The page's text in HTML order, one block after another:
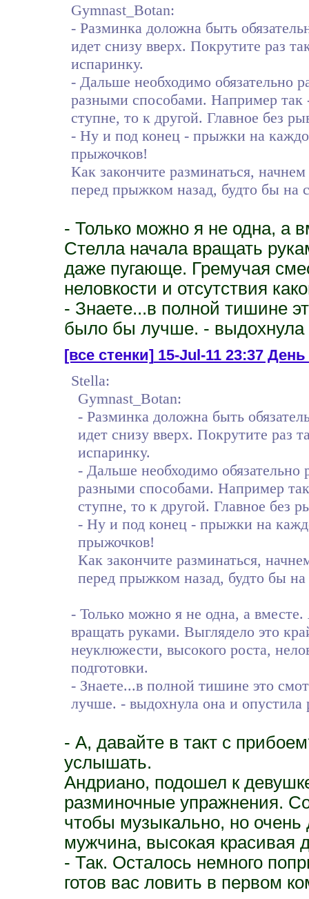
Gymnast_Botan:
- Разминка доложна быть
идет снизу вверх. Покрутите раз
испаринку.
- Дальше необходимо обязательно
разными способами. Например так
ступне, то к другой. Главное без
- Ну и под конец - прыжки на
прыжочков!
Как закончите разминаться,
перед прыжком назад, будто бы на
- Только можно я не одна, а
Стелла начала вращать
даже пугающе. Гремучая
неловкости и отсутствия
- Знаете...в полной тишине
было бы лучше. - выдохнула
[все стенки]15-Jul-11 23:37
Stella:
Gymnast_Botan:
- Разминка доложна быть
идет снизу вверх. Покрутите раз
испаринку.
- Дальше необходимо
разными способами. Например
ступне, то к другой. Главное без
- Ну и под конец - прыжки на
прыжочков!
Как закончите разминаться,
перед прыжком назад, будто бы на
- Только можно я не одна, а
вращать руками. Выглядело это
неуклюжести, высокого роста,
подготовки.
- Знаете...в полной тишине это
лучше. - выдохнула она и опустила
- А, давайте в такт с
услышать.
Андриано, подошел к
разминочные упражнения.
чтобы музыкально, но
мужчина, высокая красивая
- Так. Осталось немного
готов вас ловить в первом